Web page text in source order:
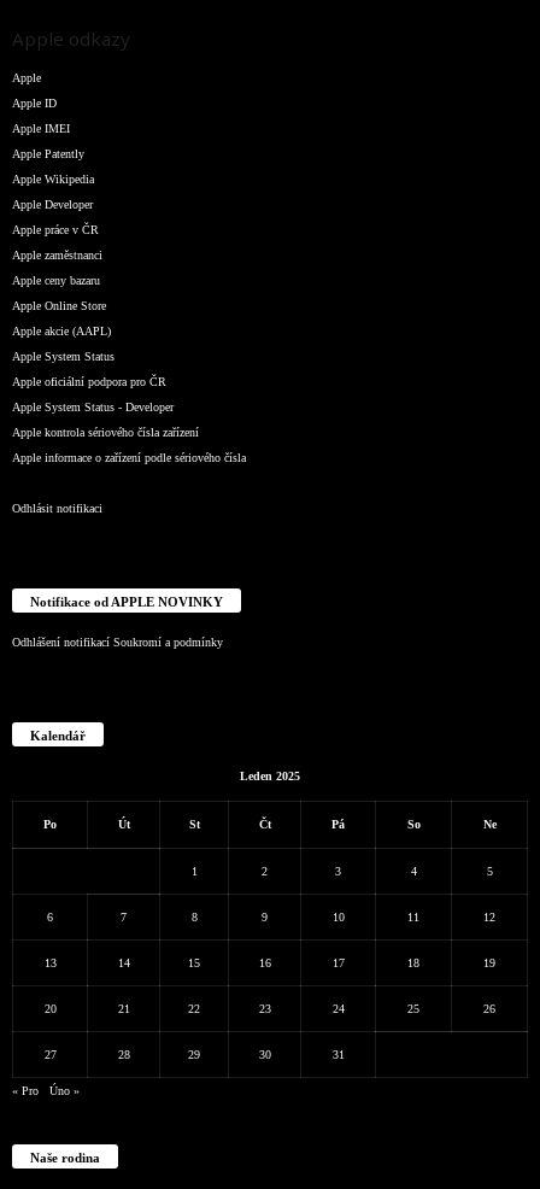
Apple odkazy
Apple
Apple ID
Apple IMEI
Apple Patently
Apple Wikipedia
Apple Developer
Apple práce v ČR
Apple zaměstnanci
Apple ceny bazaru
Apple Online Store
Apple akcie (AAPL)
Apple System Status
Apple oficiální podpora pro ČR
Apple System Status - Developer
Apple kontrola sériového čísla zařízení
Apple informace o zařízení podle sériového čísla
Odhlásit notifikaci
Notifikace od APPLE NOVINKY
Odhlášení notifikací Soukromí a podmínky
Kalendář
Leden 2025
Po Út St Čt Pá So Ne
1 2 3 4 5
6 7 8 9 10 11 12
13 14 15 16 17 18 19
20 21 22 23 24 25 26
27 28 29 30 31
« Pro Úno »
Naše rodina